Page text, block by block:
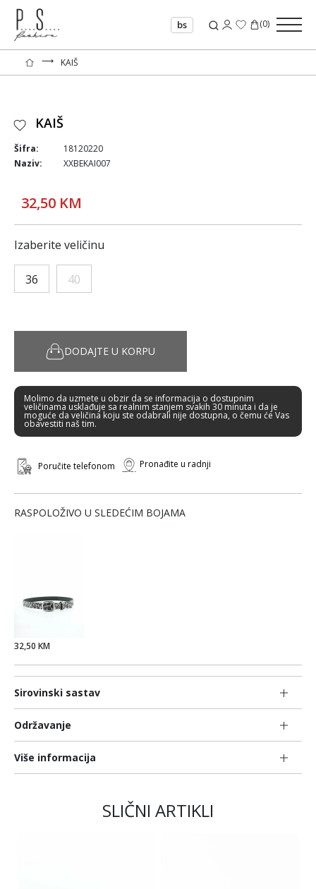
bs (0)
⟶ KAIŠ
Sirovinski sastav
Održavanje
Više informacija
KAIŠ
Šifra:
18120220
Naziv:
XXBEKAI007
32,50 KM
Izaberite veličinu
36 40
DODAJTE U KORPU
Molimo da uzmete u obzir da se informacija o dostupnim
veličinama usklađuje sa realnim stanjem svakih 30 minuta i da je
moguće da veličina koju ste odabrali nije dostupna, o čemu će Vas
obavestiti naš tim.
Poručite telefonom Pronađite u radnji
RASPOLOŽIVO U SLEDEĆIM BOJAMA
32,50 KM
SLIČNI ARTIKLI